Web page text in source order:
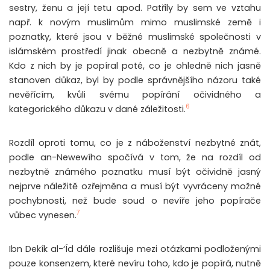
sestry, ženu a její tetu apod. Patřily by sem ve vztahu
např. k novým muslimům mimo muslimské země i
poznatky, které jsou v běžné muslimské společnosti v
islámském prostředí jinak obecně a nezbytně známé.
Kdo z nich by je popíral poté, co je ohledně nich jasně
stanoven důkaz, byl by podle správnějšího názoru také
nevěřícím, kvůli svému popírání očividného a
kategorického důkazu v dané záležitosti.6
Rozdíl oproti tomu, co je z náboženství nezbytné znát,
podle an-Newewího spočívá v tom, že na rozdíl od
nezbytně známého poznatku musí být očividně jasný
nejprve náležitě ozřejměna a musí být vyvráceny možné
pochybnosti, než bude soud o nevíře jeho popírače
vůbec vynesen.7
Ibn Dekík al-‘Íd dále rozlišuje mezi otázkami podloženými
pouze konsenzem, které nevíru toho, kdo je popírá, nutně